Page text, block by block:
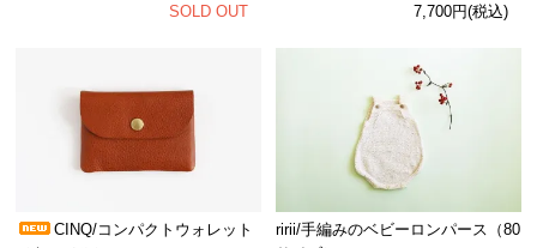
SOLD OUT 7,700円(税込)
CINQ/コンパクトウォレット
ririi/手編みのベビーロンパース（80